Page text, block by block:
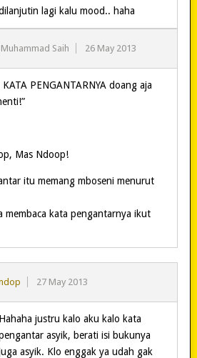
lagi kalu mood.. haha
Saih 26 May 2013
KATA PENGANTARNYA doang aja
Mas Ndoop!
itu memang mboseni menurut
membaca kata pengantarnya ikut
27 May 2013
Hahaha justru kalo aku kalo kata
asyik, berati isi bukunya
asyik. Klo enggak ya udah gak